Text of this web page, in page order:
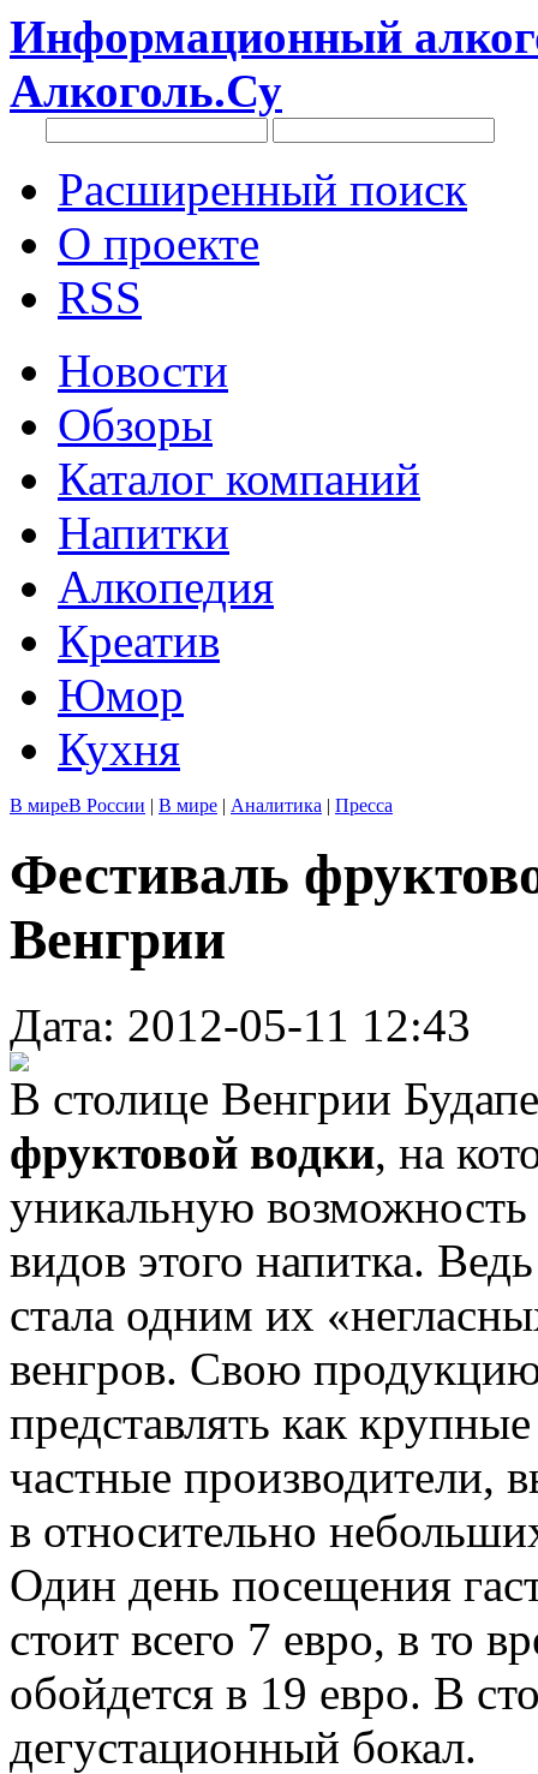
Информационный
Алкоголь.Су
Расширенный поиск
О проекте
RSS
Новости
Обзоры
Каталог компаний
Напитки
Алкопедия
Креатив
Юмор
Кухня
В миреВ России | В мире | Аналитика | Пресса
Фестиваль
Венгрии
Дата: 2012-05-11 12:43
В столице Венгрии
фруктовой водки, на
уникальную
видов этого напитка.
стала одним их
венгров. Свою
представлять как
частные
в относительно
Один день посещения
стоит всего 7 евро, в то
обойдется в 19 евро. В
дегустационный бокал.